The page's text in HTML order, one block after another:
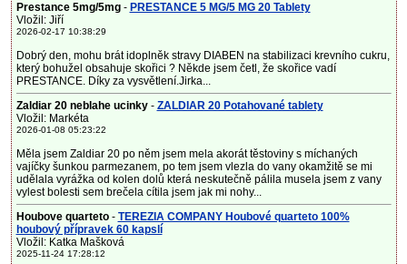
Prestance 5mg/5mg- PRESTANCE 5 MG/5 MG 20 Tablety
Vložil: Jiří
2026-02-17 10:38:29
Dobrý den, mohu brát idoplněk stravy DIABEN na stabilizaci krevního cukru,
který bohužel obsahuje skořici ? Někde jsem četl, že skořice vadí
PRESTANCE. Díky za vysvětlení.Jirka...
Zaldiar 20 neblahe ucinky- ZALDIAR 20 Potahované tablety
Vložil: Markéta
2026-01-08 05:23:22
Měla jsem Zaldiar 20 po něm jsem mela akorát těstoviny s míchaných
vajíčky šunkou parmezanem, po tem jsem vlezla do vany okamžitě se mi
udělala vyrážka od kolen dolů která neskutečně pálila musela jsem z vany
vylest bolesti sem brečela cítila jsem jak mi nohy...
Houbove quarteto- TEREZIA COMPANY Houbové quarteto 100%
houbový přípravek 60 kapslí
Vložil: Katka Mašková
2025-11-24 17:28:12